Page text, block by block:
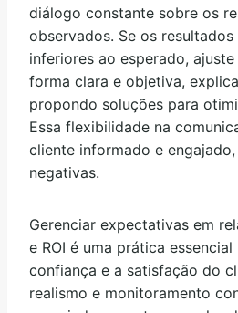
diálogo constante sobre os
observados. Se os
inferiores ao esperado,
forma clara e objetiva,
propondo soluções para
Essa flexibilidade na
cliente informado e
negativas.
Gerenciar expectativas em
e ROI é uma prática
confiança e a satisfação do
realismo e monitoramento